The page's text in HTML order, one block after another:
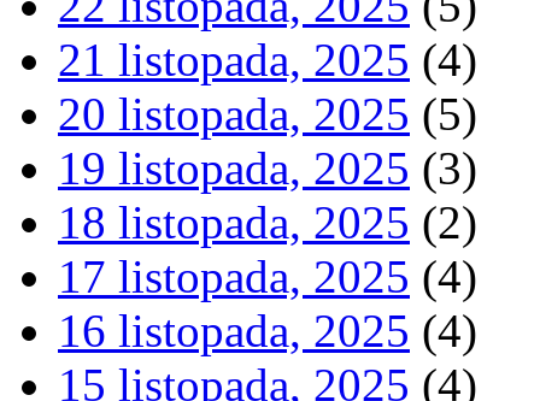
21 listopada, 2025 (4)
20 listopada, 2025 (5)
19 listopada, 2025 (3)
18 listopada, 2025 (2)
17 listopada, 2025 (4)
16 listopada, 2025 (4)
15 listopada, 2025 (4)